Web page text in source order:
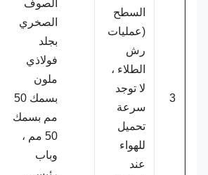
السطح
(عمليات
الطلاء ،
لا توجد
سرعة
تحميل
للهواء
الصوف
الصخري
فولاذي
ملون
بسمك 50
مم بسمك
50 مم ،